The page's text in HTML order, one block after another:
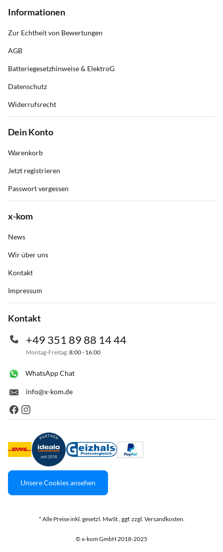
Informationen
Zur Echtheit von Bewertungen
AGB
Batteriegesetzhinweise & ElektroG
Datenschutz
Widerrufsrecht
Dein Konto
Warenkorb
Jetzt registrieren
Passwort vergessen
x-kom
News
Wir über uns
Kontakt
Impressum
Kontakt
+49 351 89 88 14 44
Montag-Freitag: 8:00 - 16:00
WhatsApp Chat
info@x-kom.de
Unsere Cookies ansehen
© x-kom GmbH 2018-2025
* Alle Preise inkl. gesetzl. MwSt., ggf. zzgl. Versandkosten.